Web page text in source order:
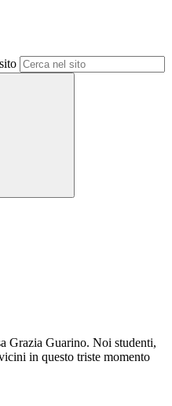
Grazia Guarino. Noi studenti,
in questo triste momento